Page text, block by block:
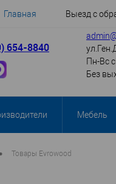
Главная Выезд с
654-8840
Пн-Вс
Без
Мебель
• Товары Evrowood